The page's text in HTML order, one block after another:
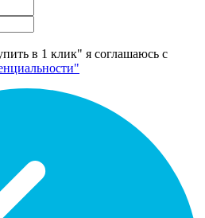
в 1 клик" я соглашаюсь с